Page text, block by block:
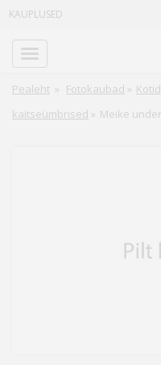
KAUPLUSED
Pealeht » Fotokaubad »
kaitseümbrised » Meike
Info
Teenused